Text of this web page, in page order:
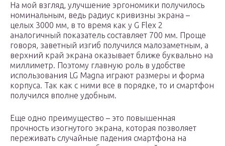
На мой взгляд, улучшение эргономики получилось
номинальным, ведь радиус кривизны экрана –
целых 3000 мм, в то время как у G Flex 2
аналогичный показатель составляет 700 мм. Проще
говоря, заветный изгиб получился малозаметным, а
верхний край экрана оказывает ближе буквально на
миллиметр. Поэтому главную роль в удобстве
использования LG Magna играют размеры и форма
корпуса. Так как с ними все в порядке, то и смартфон
получился вполне удобным.
Еще одно преимущество – это повышенная
прочность изогнутого экрана, которая позволяет
переживать случайные падения смартфона на